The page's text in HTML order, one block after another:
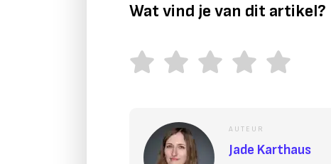
Wat vind je van dit artikel?
AUTEUR
Jade Karthaus